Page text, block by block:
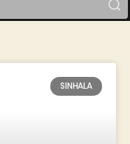
SINHALA